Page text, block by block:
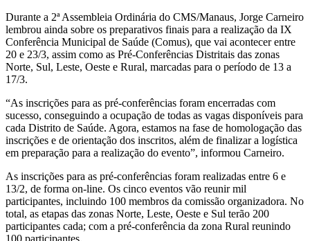
Durante a 2ª Assembleia Ordinária do CMS/Manaus, Jorge Carneiro
lembrou ainda sobre os preparativos finais para a realização da IX
Conferência Municipal de Saúde (Comus), que vai acontecer entre
20 e 23/3, assim como as Pré-Conferências Distritais das zonas
Norte, Sul, Leste, Oeste e Rural, marcadas para o período de 13 a
17/3.
“As inscrições para as pré-conferências foram encerradas com
sucesso, conseguindo a ocupação de todas as vagas disponíveis para
cada Distrito de Saúde. Agora, estamos na fase de homologação das
inscrições e de orientação dos inscritos, além de finalizar a logística
em preparação para a realização do evento”, informou Carneiro.
As inscrições para as pré-conferências foram realizadas entre 6 e
13/2, de forma on-line. Os cinco eventos vão reunir mil
participantes, incluindo 100 membros da comissão organizadora. No
total, as etapas das zonas Norte, Leste, Oeste e Sul terão 200
participantes cada; com a pré-conferência da zona Rural reunindo
100 participantes.